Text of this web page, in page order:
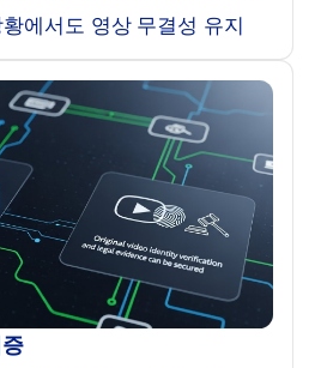
황에서도 영상 무결성 유지